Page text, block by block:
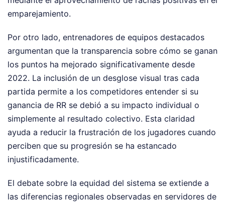
emparejamiento.
Por otro lado, entrenadores de equipos destacados
argumentan que la transparencia sobre cómo se ganan
los puntos ha mejorado significativamente desde
2022. La inclusión de un desglose visual tras cada
partida permite a los competidores entender si su
ganancia de RR se debió a su impacto individual o
simplemente al resultado colectivo. Esta claridad
ayuda a reducir la frustración de los jugadores cuando
perciben que su progresión se ha estancado
injustificadamente.
El debate sobre la equidad del sistema se extiende a
las diferencias regionales observadas en servidores de